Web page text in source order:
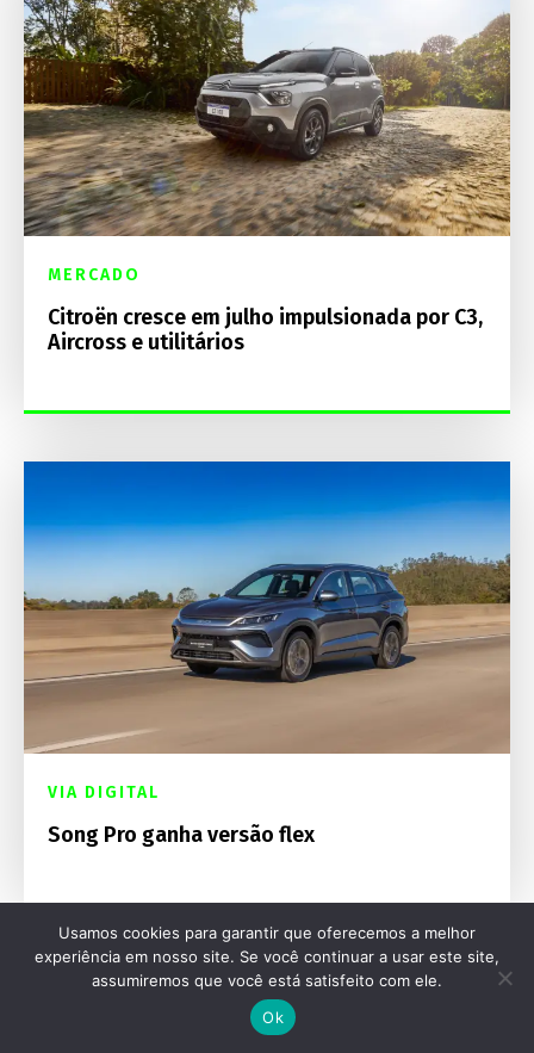
MERCADO
Citroën cresce em julho impulsionada por C3,
Aircross e utilitários
VIA DIGITAL
Song Pro ganha versão flex
Usamos cookies para garantir que oferecemos a melhor
experiência em nosso site. Se você continuar a usar este site,
assumiremos que você está satisfeito com ele.
Ok